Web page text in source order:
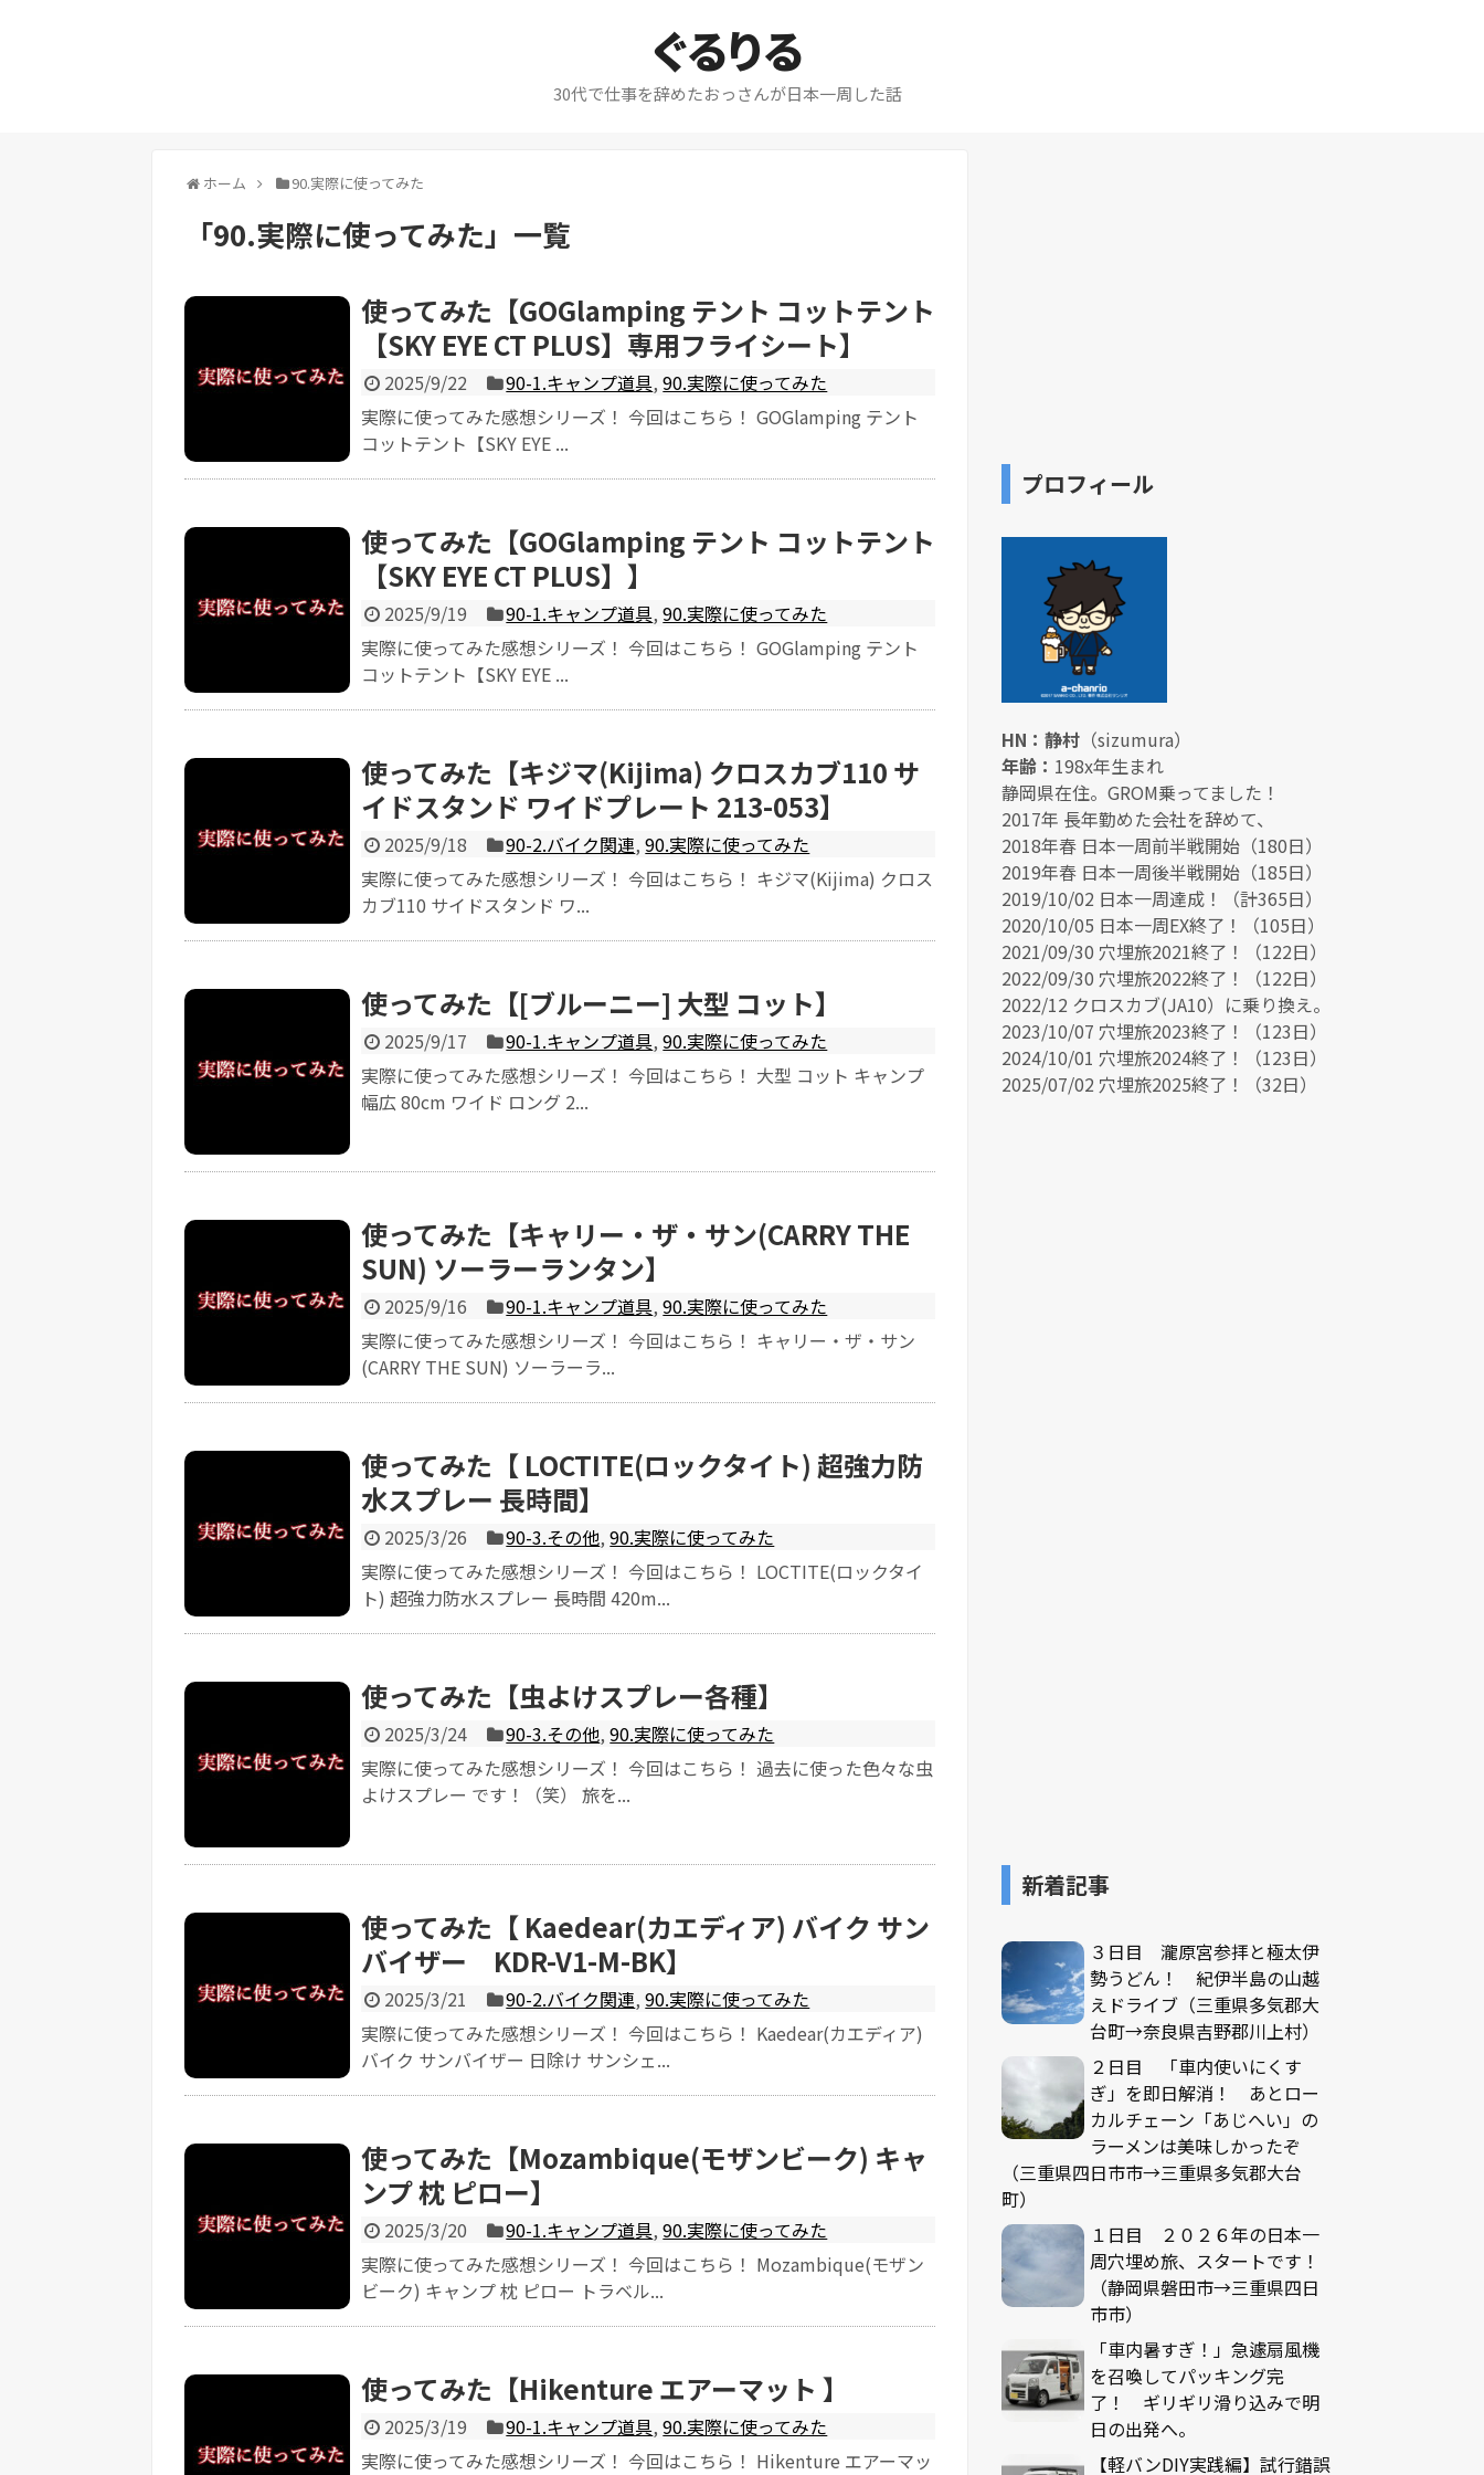
ぐるりる
30代で仕事を辞めたおっさんが日本一周した話
ホーム 90.実際に使ってみた
「90.実際に使ってみた 」 一覧
使ってみた【GOGlamping テント コットテント
【SKY EYE CT PLUS】専用フライシート】
2025/9/22 90-1.キャンプ道具,90.実際に使ってみた
実際に使ってみた感想シリーズ！ 今回はこちら！ GOGlamping テント
コットテント【SKY EYE ...
使ってみた【GOGlamping テント コットテント
【SKY EYE CT PLUS】】
2025/9/19 90-1.キャンプ道具,90.実際に使ってみた
実際に使ってみた感想シリーズ！ 今回はこちら！ GOGlamping テント
コットテント【SKY EYE ...
使ってみた【キジマ(Kijima) クロスカブ110 サ
イドスタンド ワイドプレート 213-053】
2025/9/18 90-2.バイク関連,90.実際に使ってみた
実際に使ってみた感想シリーズ！ 今回はこちら！ キジマ(Kijima) クロス
カブ110 サイドスタンド ワ...
使ってみた【[ブルーニー] 大型 コット】
2025/9/17 90-1.キャンプ道具,90.実際に使ってみた
実際に使ってみた感想シリーズ！ 今回はこちら！ 大型 コット キャンプ
幅広 80cm ワイド ロング 2...
使ってみた【キャリー・ザ・サン(CARRY THE
SUN) ソーラーランタン】
2025/9/16 90-1.キャンプ道具,90.実際に使ってみた
実際に使ってみた感想シリーズ！ 今回はこちら！ キャリー・ザ・サン
(CARRY THE SUN) ソーラーラ...
使ってみた【 LOCTITE(ロックタイト) 超強力防
水スプレー 長時間】
2025/3/26 90-3.その他,90.実際に使ってみた
実際に使ってみた感想シリーズ！ 今回はこちら！ LOCTITE(ロックタイ
ト) 超強力防水スプレー 長時間 420m...
使ってみた【虫よけスプレー各種】
2025/3/24 90-3.その他,90.実際に使ってみた
実際に使ってみた感想シリーズ！ 今回はこちら！ 過去に使った色々な虫
よけスプレー です！（笑） 旅を...
使ってみた【 Kaedear(カエディア) バイク サン
バイザー KDR-V1-M-BK】
2025/3/21 90-2.バイク関連,90.実際に使ってみた
実際に使ってみた感想シリーズ！ 今回はこちら！ Kaedear(カエディア)
バイク サンバイザー 日除け サンシェ...
使ってみた【Mozambique(モザンビーク) キャ
ンプ 枕 ピロー】
2025/3/20 90-1.キャンプ道具,90.実際に使ってみた
実際に使ってみた感想シリーズ！ 今回はこちら！ Mozambique(モザン
ビーク) キャンプ 枕 ピロー トラベル...
使ってみた【Hikenture エアーマット 】
2025/3/19 90-1.キャンプ道具,90.実際に使ってみた
実際に使ってみた感想シリーズ！ 今回はこちら！ Hikenture エアーマッ
プロフィール
HN：静村 （sizumura）
年齢： 198x年生まれ
静岡県在住。GROM乗ってました！
2017年 長年勤めた会社を辞めて、
2018年春 日本一周前半戦開始（180日）
2019年春 日本一周後半戦開始（185日）
2019/10/02 日本一周達成！（計365日）
2020/10/05 日本一周EX終了！（105日）
2021/09/30 穴埋旅2021終了！（122日）
2022/09/30 穴埋旅2022終了！（122日）
2022/12 クロスカブ(JA10）に乗り換え。
2023/10/07 穴埋旅2023終了！（123日）
2024/10/01 穴埋旅2024終了！（123日）
2025/07/02 穴埋旅2025終了！（32日）
新着記事
３日目 瀧原宮参拝と極太伊
勢うどん！ 紀伊半島の山越
えドライブ（三重県多気郡大
台町→奈良県吉野郡川上村）
２日目 「車内使いにくす
ぎ」を即日解消！ あとロー
カルチェーン「あじへい」の
ラーメンは美味しかったぞ
（三重県四日市市→三重県多気郡大台
町）
１日目 ２０２６年の日本一
周穴埋め旅、スタートです！
（静岡県磐田市→三重県四日
市市）
「車内暑すぎ！」急遽扇風機
を召喚してパッキング完
了！ ギリギリ滑り込みで明
日の出発へ。
【軽バンDIY実践編】試行錯誤